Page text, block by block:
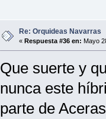
Re: Orquideas Navarras
« Respuesta #36 en: Mayo
Que suerte y
nunca este
parte de